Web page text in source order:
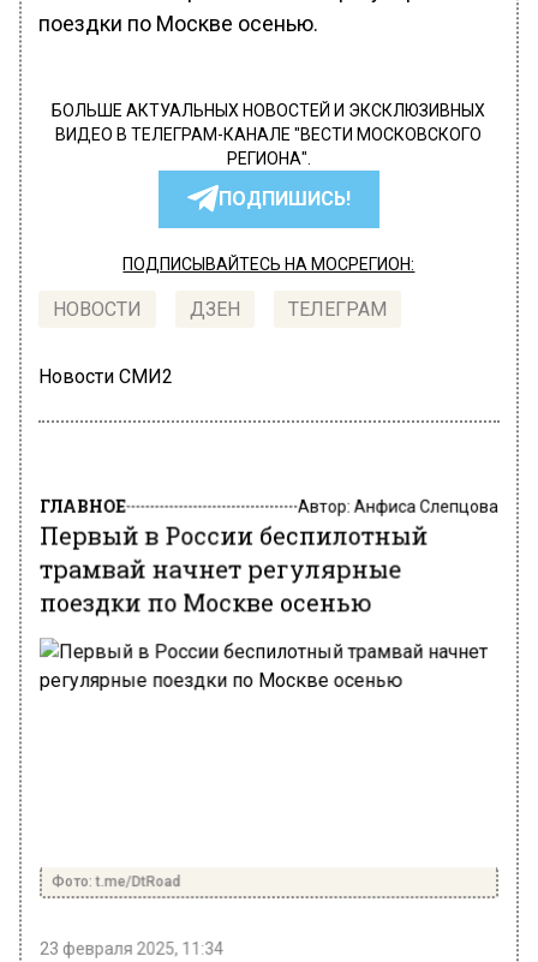
поездки по Москве осенью.
БОЛЬШЕ АКТУАЛЬНЫХ НОВОСТЕЙ И ЭКСКЛЮЗИВНЫХ
ВИДЕО В ТЕЛЕГРАМ-КАНАЛЕ "ВЕСТИ МОСКОВСКОГО
РЕГИОНА".
ПОДПИШИСЬ!
ПОДПИСЫВАЙТЕСЬ НА МОСРЕГИОН:
НОВОСТИ ДЗЕН ТЕЛЕГРАМ
Новости СМИ2
ГЛАВНОЕ Автор: Анфиса Слепцова
Первый в России беспилотный
трамвай начнет регулярные
поездки по Москве осенью
Фото: t.me/DtRoad
23 февраля 2025, 11:34